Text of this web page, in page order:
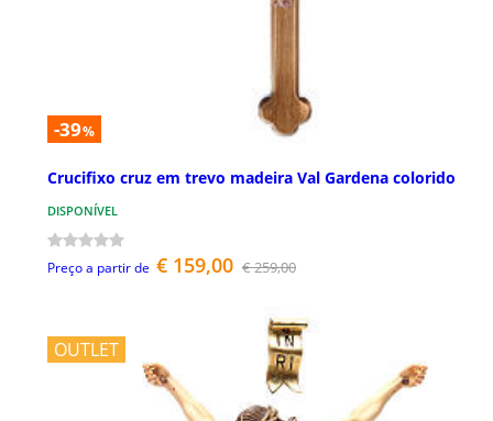
-39%
Crucifixo cruz em trevo madeira Val Gardena colorido
DISPONÍVEL
Preço a partir de € 159,00 € 259,00
OUTLET